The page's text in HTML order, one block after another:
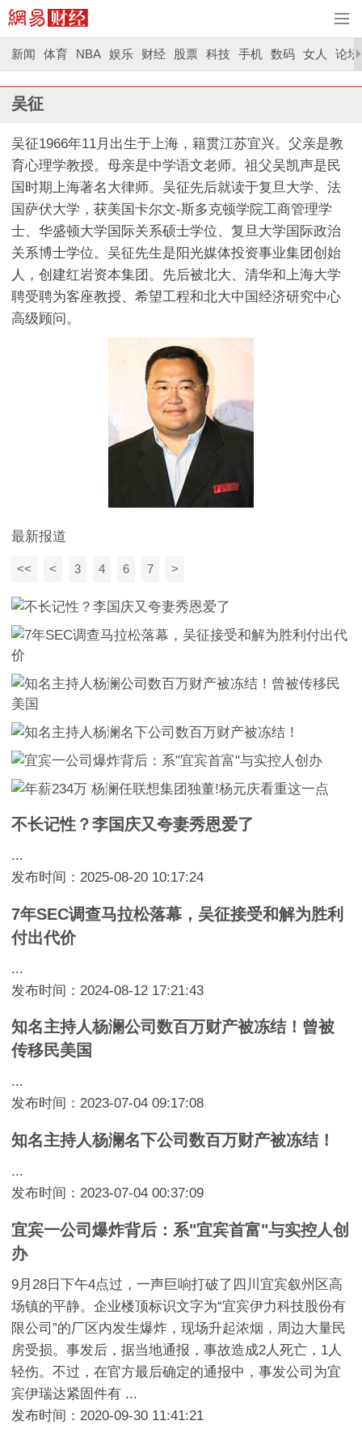
新闻 体育 NBA 娱乐 财经 股票 科技 手机 数码 女人 论坛
吴征
吴征1966年11月出生于上海，籍贯江苏宜兴。父亲是教
育心理学教授。母亲是中学语文老师。祖父吴凯声是民
国时期上海著名大律师。吴征先后就读于复旦大学、法
国萨伏大学，获美国卡尔文-斯多克顿学院工商管理学
士、华盛顿大学国际关系硕士学位、复旦大学国际政治
关系博士学位。吴征先生是阳光媒体投资事业集团创始
人，创建红岩资本集团。先后被北大、清华和上海大学
聘受聘为客座教授、希望工程和北大中国经济研究中心
高级顾问。
最新报道
<< < 3 4 6 7 >
不长记性？李国庆又夸妻秀恩爱了
...
发布时间：2025-08-20 10:17:24
7年SEC调查马拉松落幕，吴征接受和解为胜利
付出代价
...
发布时间：2024-08-12 17:21:43
知名主持人杨澜公司数百万财产被冻结！曾被
传移民美国
...
发布时间：2023-07-04 09:17:08
知名主持人杨澜名下公司数百万财产被冻结！
...
发布时间：2023-07-04 00:37:09
宜宾一公司爆炸背后：系"宜宾首富"与实控人创
办
9月28日下午4点过，一声巨响打破了四川宜宾叙州区高
场镇的平静。企业楼顶标识文字为“宜宾伊力科技股份有
限公司”的厂区内发生爆炸，现场升起浓烟，周边大量民
房受损。事发后，据当地通报，事故造成2人死亡，1人
轻伤。不过，在官方最后确定的通报中，事发公司为宜
宾伊瑞达紧固件有 ...
发布时间：2020-09-30 11:41:21